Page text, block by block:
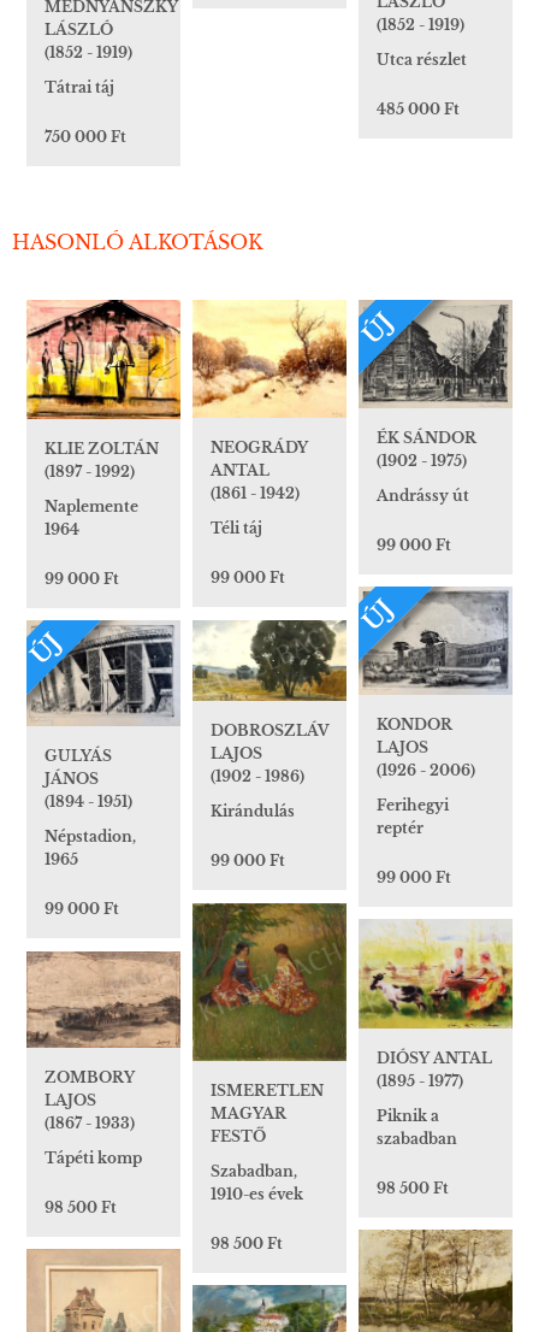
(1852 - 1919)
Utca részlet
485 000 Ft
MEDNYÁNSZKY
LÁSZLÓ
(1852 - 1919)
Tátrai táj
750 000 Ft
HASONLÓ ALKOTÁSOK
KLIE ZOLTÁN
(1897 - 1992)
Naplemente
1964
99 000 Ft
NEOGRÁDY
ANTAL
(1861 - 1942)
Téli táj
99 000 Ft
ÚJ
ÉK SÁNDOR
(1902 - 1975)
Andrássy út
99 000 Ft
ÚJ
KONDOR
LAJOS
(1926 - 2006)
Ferihegyi
reptér
99 000 Ft
ÚJ
GULYÁS
JÁNOS
(1894 - 1951)
Népstadion,
1965
99 000 Ft
DOBROSZLÁV
LAJOS
(1902 - 1986)
Kirándulás
99 000 Ft
ISMERETLEN
MAGYAR
FESTŐ
Szabadban,
1910-es évek
98 500 Ft
DIÓSY ANTAL
(1895 - 1977)
Piknik a
szabadban
98 500 Ft
ZOMBORY
LAJOS
(1867 - 1933)
Tápéti komp
98 500 Ft